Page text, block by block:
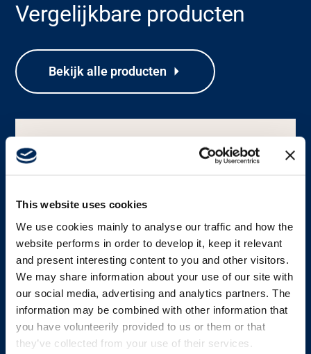
This website uses cookies
We use cookies mainly to analyse our traffic and how the
website performs in order to develop it, keep it relevant
and present interesting content to you and other visitors.
We may share information about your use of our site with
our social media, advertising and analytics partners. The
information may be combined with other information that
you have volunteerily provided to us or them or that
they’ve collected from your use of their services.
Carrière
Vergelijkbare producten
Bekijk alle producten
ZENDER
Rocket